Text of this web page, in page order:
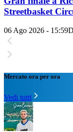
Streetbasket
06 Ago 2026 - 15:59
Mercato ora per ora
Vedi tutti